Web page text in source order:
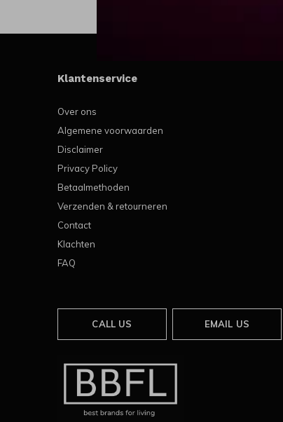
Klantenservice
Over ons
Algemene voorwaarden
Disclaimer
Privacy Policy
Betaalmethoden
Verzenden & retourneren
Contact
Klachten
FAQ
CALL US EMAIL US